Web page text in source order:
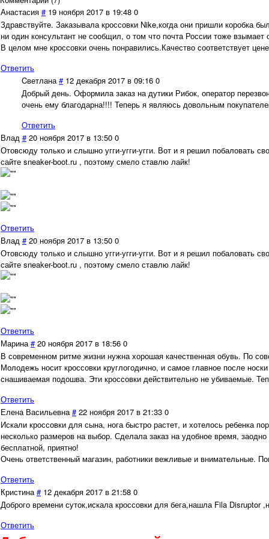
Анастасия # 19 ноября 2017 в 19:48 0
Здравствуйте. Заказывала кроссовки Nike,когда они пришли коробка
ни один консультант не сообщил, о том что почта России тоже взымает
В целом мне кроссовки очень понравились.Качество соответствует цене
Ответить
Cветлана# 12 декабря 2017 в 09:16 0
Добрый день. Оформила заказ на дутики Рибок, оператор
очень ему благодарна!!!! Теперь я являюсь довольным
Ответить
Влад # 20 ноября 2017 в 13:50 0
Отовсюду только и слышно угги-угги-угги. Вот и я решил побаловать
сайте sneaker-boot.ru , поэтому смело ставлю лайк!
Ответить
Влад # 20 ноября 2017 в 13:50 0
Отовсюду только и слышно угги-угги-угги. Вот и я решил побаловать
сайте sneaker-boot.ru , поэтому смело ставлю лайк!
Ответить
Марина# 20 ноября 2017 в 18:56 0
В современном ритме жизни нужна хорошая качественная обувь. По
Молодежь носит кроссовки круглогодично, и самое главное после
снашиваемая подошва. Эти кроссовки действительно не убиваемые.
Ответить
Елена Васильевна# 22 ноября 2017 в 21:33 0
Искали кроссовки для сына, нога быстро растет, и хотелось ребенка
несколько размеров на выбор. Сделала заказ на удобное время,
бесплатной, приятно!
Очень ответственный магазин, работники вежливые и внимательные.
Ответить
Кристина# 12 декабря 2017 в 21:58 0
Доброго времени суток,искала кроссовки для бега,нашла Fila Disruptor
Ответить